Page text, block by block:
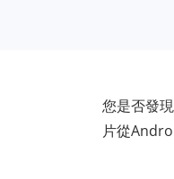
您是否發
片從